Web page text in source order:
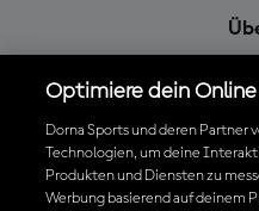
Optimiere dein
Dorna Sports und deren Partner
Technologien, um deine
Produkten und Diensten zu
Werbung basierend auf deinem